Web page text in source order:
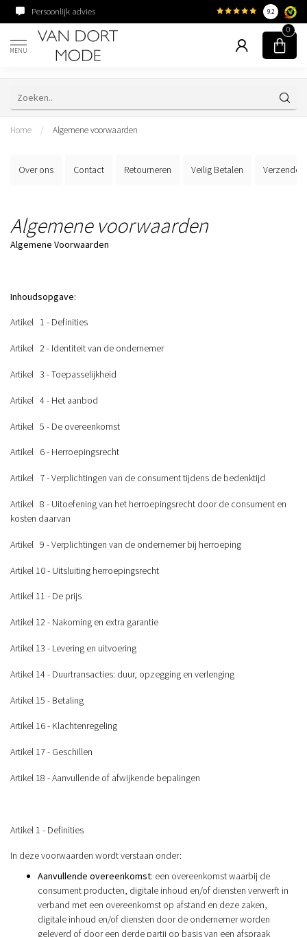
Persoonlijk advies Familiebedrijf sinds
9.2
MENU
0
Home / Algemene voorwaarden
Over ons Contact Retourneren Veilig Betalen Verzenden
Algemene voorwaarden
Algemene Voorwaarden
Inhoudsopgave:
Artikel 1 - Definities
Artikel 2 - Identiteit van de ondernemer
Artikel 3 - Toepasselijkheid
Artikel 4 - Het aanbod
Artikel 5 - De overeenkomst
Artikel 6 - Herroepingsrecht
Artikel 7 - Verplichtingen van de consument tijdens de bedenktijd
Artikel 8 - Uitoefening van het herroepingsrecht door de consument en
kosten daarvan
Artikel 9 - Verplichtingen van de ondernemer bij herroeping
Artikel 10 - Uitsluiting herroepingsrecht
Artikel 11 - De prijs
Artikel 12 - Nakoming en extra garantie
Artikel 13 - Levering en uitvoering
Artikel 14 - Duurtransacties: duur, opzegging en verlenging
Artikel 15 - Betaling
Artikel 16 - Klachtenregeling
Artikel 17 - Geschillen
Artikel 18 - Aanvullende of afwijkende bepalingen
Artikel 1 - Definities
In deze voorwaarden wordt verstaan onder:
Aanvullende overeenkomst: een overeenkomst waarbij de
consument producten, digitale inhoud en/of diensten verwerft in
verband met een overeenkomst op afstand en deze zaken,
digitale inhoud en/of diensten door de ondernemer worden
geleverd of door een derde partij op basis van een afspraak